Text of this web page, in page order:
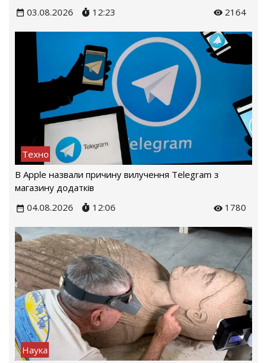
03.08.2026
12:23 2164
Техно
В Apple назвали причину вилучення Telegram з
магазину додатків
04.08.2026
12:06 1780
Наука